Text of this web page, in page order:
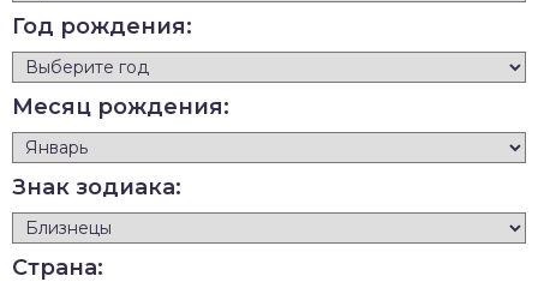
Год рождения:
Месяц рождения:
Знак зодиака:
Страна: